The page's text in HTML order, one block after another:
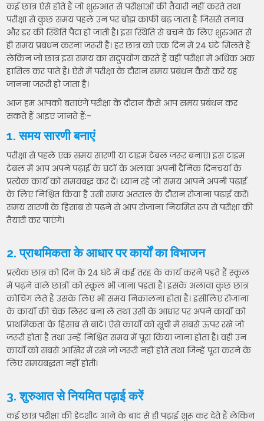
कई छात्र ऐसे होते हैं जो शुरुआत से परीक्षाओं की तैयारी नहीं करते तथा
परीक्षा से कुछ समय पहले उन पर बोझ काफी बढ़ जाता है जिससे तनाव
और डर की स्थिति पैदा हो जाती है। इस स्थिति से बचने के लिए शुरुआत से
ही समय प्रबंधन करना जरूरी है। हर छात्र को एक दिन में 24 घंटे मिलते हैं
लेकिन जो छात्र इस समय का सदुपयोग करते हैं वहीं परीक्षा में अधिक अंक
हासिल कर पाते हैं। ऐसे में परीक्षा के दौरान समय प्रबंधन कैसे करें यह
जानना जरूरी हो जाता है।
आज हम आपको बताएंगे परीक्षा के दौरान कैसे आप समय प्रबंधन कर
सकते हैं आइए जानते हैं:-
1. समय सारणी बनाएं
परीक्षा से पहले एक समय सारणी या टाइम टेबल जरूर बनाएं। इस टाइम
टेबल में आप अपने पढ़ाई के घंटों के अलावा अपनी दैनिक दिनचर्या के
प्रत्येक कार्य को समयबद्ध कर दें। ध्यान रहे जो समय आपने अपनी पढ़ाई
के लिए निश्चित किया है उसी समय अंतराल के दौरान रोजाना पढ़ाई करें।
समय सारणी के हिसाब से पढ़ने से आप रोजाना नियमित रूप से परीक्षा की
तैयारी कर पाएंगे।
2. प्राथमिकता के आधार पर कार्यों का विभाजन
प्रत्येक छात्र को दिन के 24 घंटे में कई तरह के कार्य करने पड़ते हैं स्कूल
में पढ़ने वाले छात्रों को स्कूल भी जाना पड़ता है। इसके अलावा कुछ छात्र
कोचिंग लेते हैं उसके लिए भी समय निकालना होता है। इसीलिए रोजाना
के कार्यो की चेक लिस्ट बना लें तथा उसी के आधार पर अपने कार्यों को
प्राथमिकता के हिसाब से बांटे। ऐसे कार्यों को सूची में सबसे ऊपर रखे जो
जरूरी होता है तथा उन्हें निश्चित समय में पूरा किया जाना होता है। वही उन
कार्यों को सबसे आखिर में रखे जो जरूरी नहीं होते तथा जिन्हें पूरा करने के
लिए समयबद्धता नहीं होती।
3. शुरुआत से नियमित पढ़ाई करें
कई छात्र परीक्षा की डेटशीट आने के बाद से ही पढ़ाई शुरू कर देते हैं लेकिन